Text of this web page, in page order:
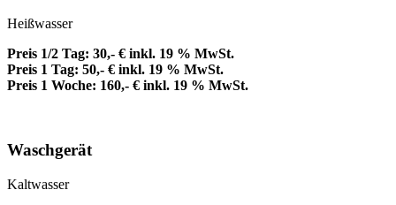
Heißwasser
Preis 1/2 Tag: 30,- € inkl. 19 % MwSt.
Preis 1 Tag: 50,- € inkl. 19 % MwSt.
Preis 1 Woche: 160,- € inkl. 19 % MwSt.
Waschgerät
Kaltwasser